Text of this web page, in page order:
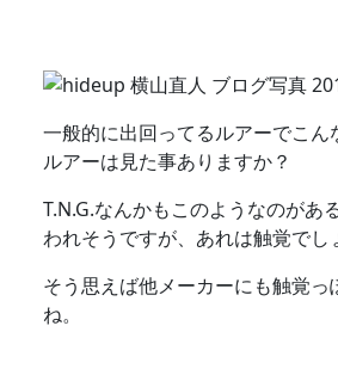
一般的に出回ってるルアーでこん
ルアーは見た事ありますか？
T.N.G.なんかもこのようなのがあ
われそうですが、あれは触覚でし
そう思えば他メーカーにも触覚っ
ね。